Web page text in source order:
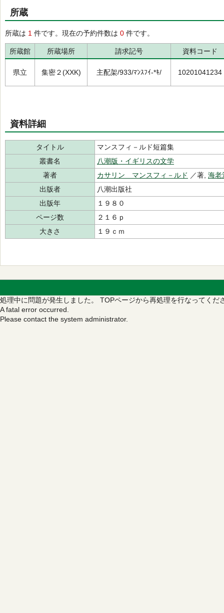
所蔵
所蔵は 1 件です。現在の予約件数は 0 件です。
所蔵館 所蔵場所 請求記号 資料コード
県立 集密２(XXK) 主配架/933/ﾏﾝｽﾌｲ-*ｷ/ 10201041234
資料詳細
タイトル
マンスフィ－ルド短篇集
叢書名
八潮版・イギリスの文学
著者
カサリン マンスフィ－ルド ／著, 海
出版者
八潮出版社
出版年
１９８０
ページ数
２１６ｐ
大きさ
１９ｃｍ
処理中に問題が発生しました。 TOPページから再処理を行なってくだ
A fatal error occurred.
Please contact the system administrator.